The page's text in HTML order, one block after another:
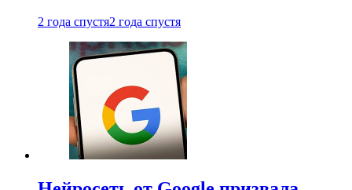
2 года спустя2 года спустя